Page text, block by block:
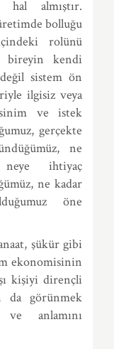
hal almıştır.
bolluğu
rolünü
bireyin kendi
sistem ön
ilgisiz veya
ve istek
gerçekte
ne
neye ihtiyaç
ne kadar
öne
şükür gibi
ekonomisinin
kişiyi dirençli
da görünmek
anlamını